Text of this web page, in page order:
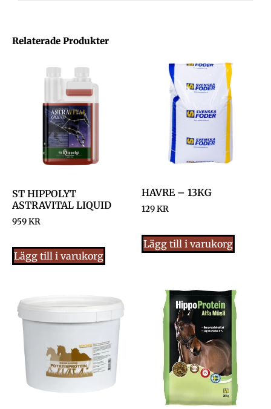
Relaterade Produkter
ST HIPPOLYT
ASTRAVITAL LIQUID
959KR
Lägg till i varukorg
HAVRE – 13KG
129KR
Lägg till i varukorg